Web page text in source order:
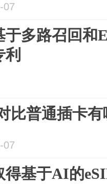
07
于多路召回和
比普通插卡
07
得基于AI的